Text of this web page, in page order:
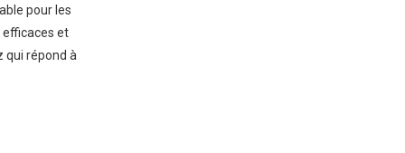
pour les
efficaces et
qui répond à